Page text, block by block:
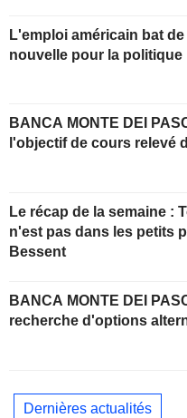
L'emploi américain bat
nouvelle pour la politique
BANCA MONTE DEI
l'objectif de cours relevé
Le récap de la semaine :
n'est pas dans les petits
Bessent
BANCA MONTE DEI
recherche d'options
Dernières actualités